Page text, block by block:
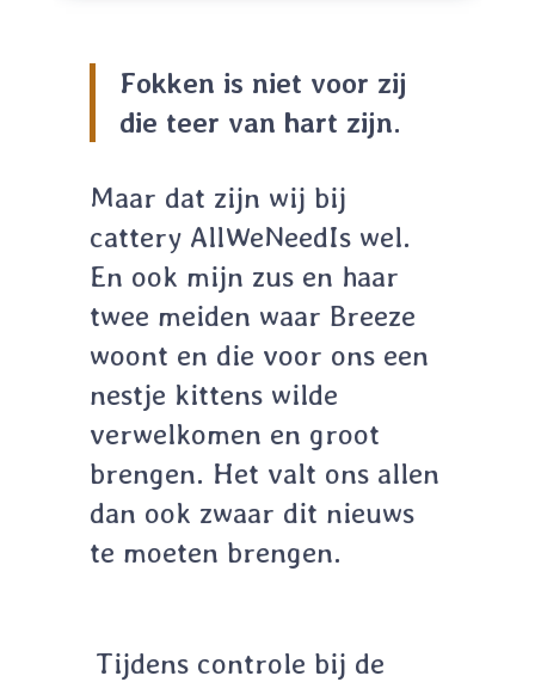
Fokken is niet voor zij
die teer van hart zijn.
Maar dat zijn wij bij
cattery AllWeNeedIs wel.
En ook mijn zus en haar
twee meiden waar Breeze
woont en die voor ons een
nestje kittens wilde
verwelkomen en groot
brengen. Het valt ons allen
dan ook zwaar dit nieuws
te moeten brengen.
Tijdens controle bij de